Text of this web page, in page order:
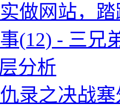
做网站，
(12) - 三兄
分析
录之决战